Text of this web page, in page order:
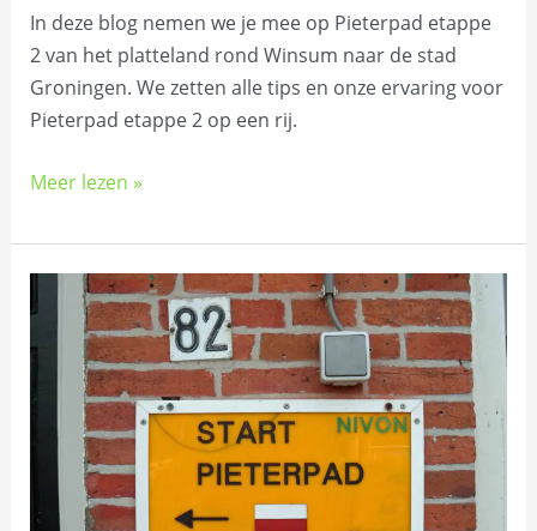
In deze blog nemen we je mee op Pieterpad etappe
2 van het platteland rond Winsum naar de stad
Groningen. We zetten alle tips en onze ervaring voor
Pieterpad etappe 2 op een rij.
Meer lezen »
Pieterpad
etappe
1:
wandelen
Pieterburen
naar
Winsum